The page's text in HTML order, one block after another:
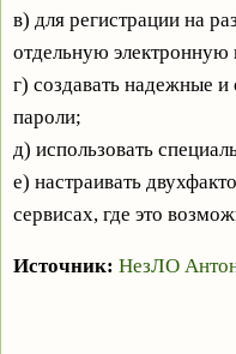
в) для регистрации на
отдельную электронную
г) создавать надежные и
пароли;
д) использовать
е) настраивать
сервисах, где это
Источник: НезЛО